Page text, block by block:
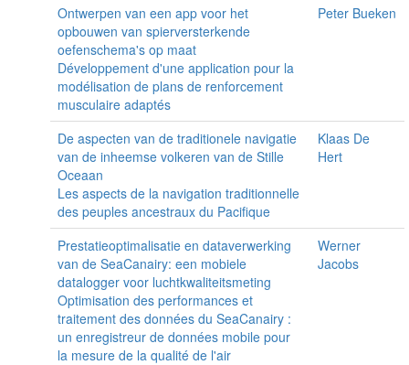
Ontwerpen van een app voor het
opbouwen van spierversterkende
oefenschema's op maat
Développement d'une application pour la
modélisation de plans de renforcement
musculaire adaptés
Peter Bueken
De aspecten van de traditionele navigatie
van de inheemse volkeren van de Stille
Oceaan
Les aspects de la navigation traditionnelle
des peuples ancestraux du Pacifique
Klaas De
Hert
Prestatieoptimalisatie en dataverwerking
van de SeaCanairy: een mobiele
datalogger voor luchtkwaliteitsmeting
Optimisation des performances et
traitement des données du SeaCanairy :
un enregistreur de données mobile pour
la mesure de la qualité de l'air
Werner
Jacobs